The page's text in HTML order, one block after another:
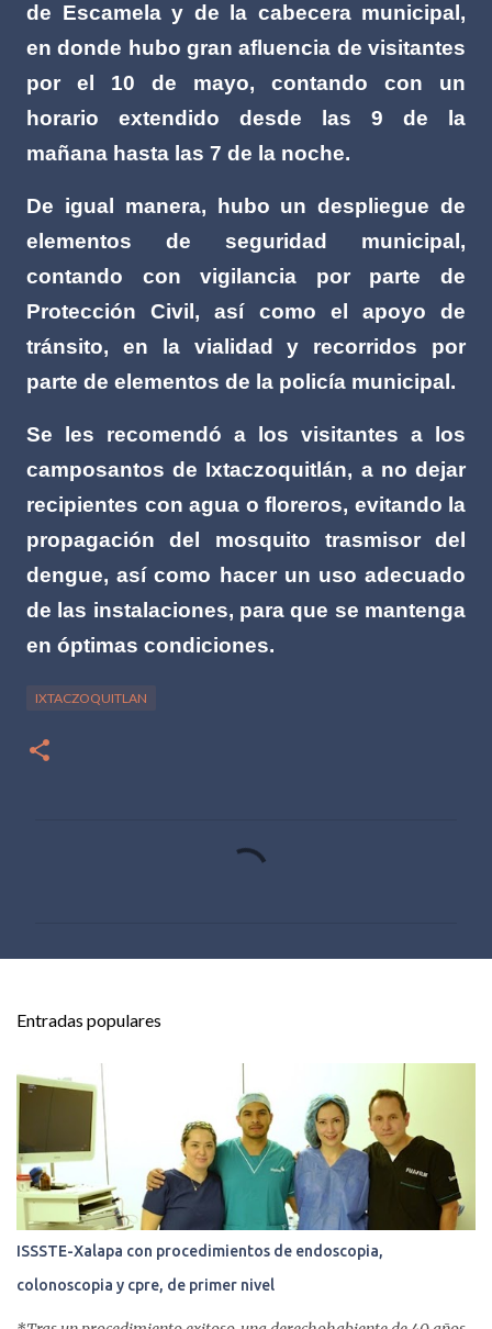
de Escamela y de la cabecera municipal,
en donde hubo gran afluencia de visitantes
por el 10 de mayo, contando con un
horario extendido desde las 9 de la
mañana hasta las 7 de la noche.
De igual manera, hubo un despliegue de
elementos de seguridad municipal,
contando con vigilancia por parte de
Protección Civil, así como el apoyo de
tránsito, en la vialidad y recorridos por
parte de elementos de la policía municipal.
Se les recomendó a los visitantes a los
camposantos de Ixtaczoquitlán, a no dejar
recipientes con agua o floreros, evitando la
propagación del mosquito trasmisor del
dengue, así como hacer un uso adecuado
de las instalaciones, para que se mantenga
en óptimas condiciones.
IXTACZOQUITLAN
s
Entradas populares
ISSSTE-Xalapa con procedimientos de endoscopia,
colonoscopia y cpre, de primer nivel